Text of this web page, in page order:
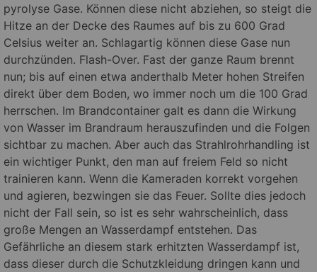
pyrolyse Gase. Können diese nicht abziehen, so steigt die
Hitze an der Decke des Raumes auf bis zu 600 Grad
Celsius weiter an. Schlagartig können diese Gase nun
durchzünden. Flash-Over. Fast der ganze Raum brennt
nun; bis auf einen etwa anderthalb Meter hohen Streifen
direkt über dem Boden, wo immer noch um die 100 Grad
herrschen. Im Brandcontainer galt es dann die Wirkung
von Wasser im Brandraum herauszufinden und die Folgen
sichtbar zu machen. Aber auch das Strahlrohrhandling ist
ein wichtiger Punkt, den man auf freiem Feld so nicht
trainieren kann. Wenn die Kameraden korrekt vorgehen
und agieren, bezwingen sie das Feuer. Sollte dies jedoch
nicht der Fall sein, so ist es sehr wahrscheinlich, dass
große Mengen an Wasserdampf entstehen. Das
Gefährliche an diesem stark erhitzten Wasserdampf ist,
dass dieser durch die Schutzkleidung dringen kann und